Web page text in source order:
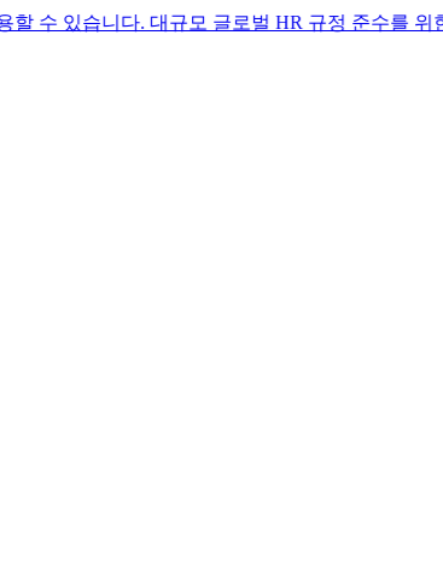
다. 대규모 글로벌 HR 규정 준수를 위한 에이전트